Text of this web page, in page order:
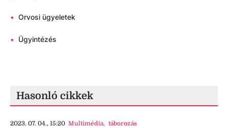
• Orvosi ügyeletek
• Ügyintézés
Hasonló cikkek
2023. 07. 04., 15:20 Multimédia, táborozás